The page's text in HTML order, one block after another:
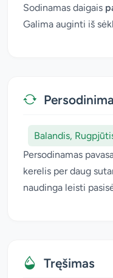
Sodinamas daigais
Galima auginti iš
Balandis,
Persodinamas
kerelis per daug
naudinga leisti
Tręšimas